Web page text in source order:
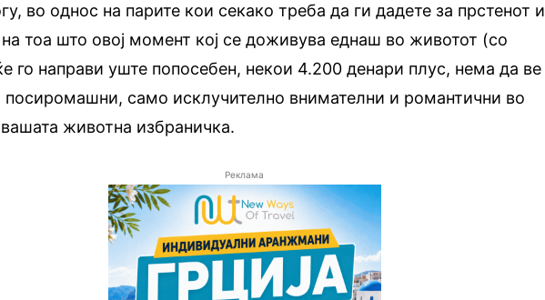
во однос на парите кои секако треба да ги дадете за прстенот и
тоа што овој момент кој се доживува еднаш во животот (со
го направи уште попосебен, некои 4.200 денари плус, нема да ве
посиромашни, само исклучително внимателни и романтични во
животна избраничка.
Реклама